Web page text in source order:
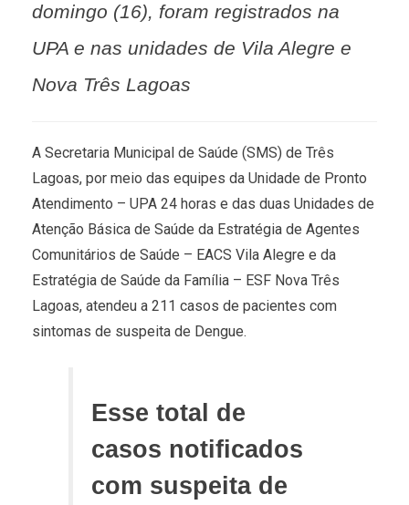
domingo (16), foram registrados na
UPA e nas unidades de Vila Alegre e
Nova Três Lagoas
A Secretaria Municipal de Saúde (SMS) de Três
Lagoas, por meio das equipes da Unidade de Pronto
Atendimento – UPA 24 horas e das duas Unidades de
Atenção Básica de Saúde da Estratégia de Agentes
Comunitários de Saúde – EACS Vila Alegre e da
Estratégia de Saúde da Família – ESF Nova Três
Lagoas, atendeu a 211 casos de pacientes com
sintomas de suspeita de Dengue.
Esse total de
casos notificados
com suspeita de